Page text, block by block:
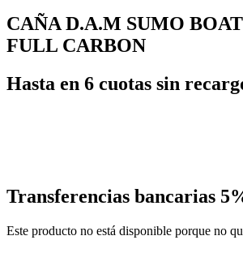
CAÑA D.A.M SUMO
FULL CARBON
Hasta en 6 cuotas sin
Transferencias bancarias
Este producto no está disponible porque no